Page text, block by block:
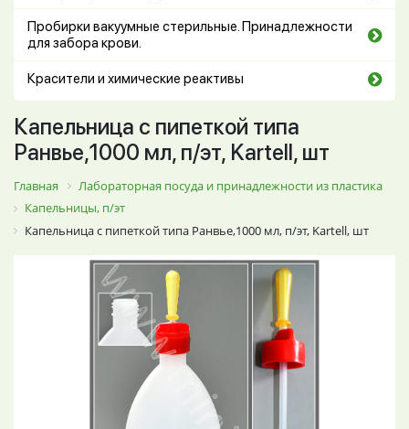
Пробирки вакуумные стерильные. Принадлежности
для забора крови.
Красители и химические реактивы
Капельница с пипеткой типа
Ранвье,1000 мл, п/эт, Kartell, шт
Главная
Лабораторная посуда и принадлежности из пластика
Капельницы, п/эт
Капельница с пипеткой типа Ранвье,1000 мл, п/эт, Kartell, шт